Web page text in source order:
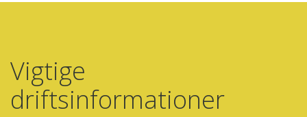
Vigtige
driftsinformationer